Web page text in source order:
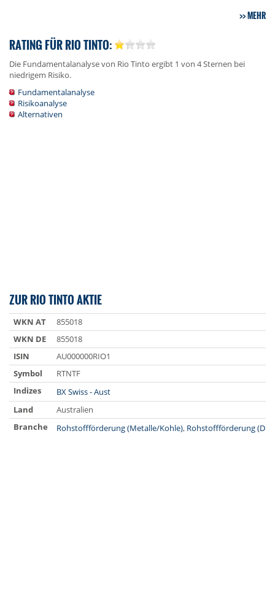
MEHR
RATING FÜR RIO TINTO:
Die Fundamentalanalyse von Rio Tinto ergibt 1 von 4 Sternen bei
niedrigem Risiko.
Fundamentalanalyse
Risikoanalyse
Alternativen
ZUR RIO TINTO AKTIE
WKN AT
855018
WKN DE
855018
ISIN
AU000000RIO1
Symbol
RTNTF
Indizes
BX Swiss - Aust
Land
Australien
Branche
Rohstoffförderung (Metalle/Kohle), Rohstoffförderung